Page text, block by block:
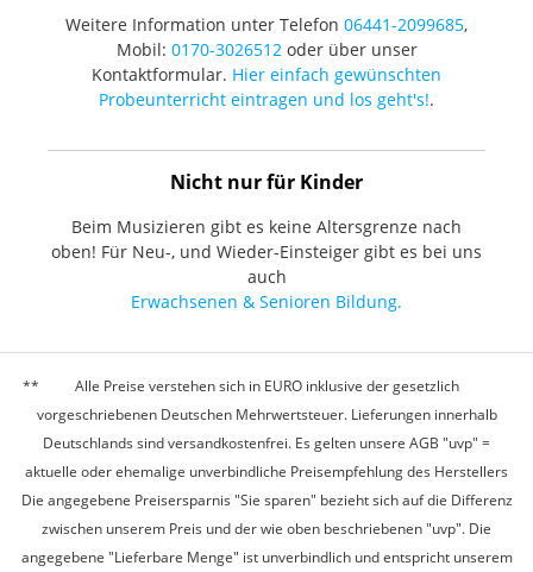
Weitere Information unter Telefon 06441-2099685,
Mobil: 0170-3026512oder über unser
Kontaktformular. Hier einfach gewünschten
Probeunterricht eintragen und los geht's!.
Nicht nur für Kinder
Beim Musizieren gibt es keine Altersgrenze nach
oben! Für Neu-, und Wieder-Einsteiger gibt es bei uns
auch
Erwachsenen & Senioren Bildung.
Alle Preise verstehen sich in EURO inklusive der gesetzlich
vorgeschriebenen Deutschen Mehrwertsteuer. Lieferungen innerhalb
Deutschlands sind versandkostenfrei. Es gelten unsere AGB "uvp" =
aktuelle oder ehemalige unverbindliche Preisempfehlung des Herstellers
Die angegebene Preisersparnis "Sie sparen" bezieht sich auf die Differenz
zwischen unserem Preis und der wie oben beschriebenen "uvp". Die
angegebene "Lieferbare Menge" ist unverbindlich und entspricht unserem